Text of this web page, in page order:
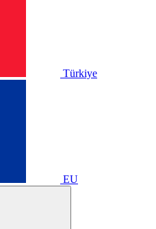
Türkiye
EU